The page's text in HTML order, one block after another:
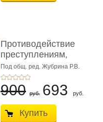
Противодействие
преступлениям,
совершаемым с ...
Под общ. ред. Жубрина Р.В.
900 руб. 693 руб.
Купить